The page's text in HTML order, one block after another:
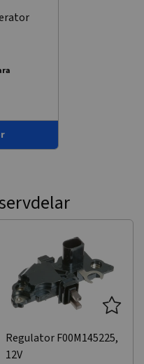
Regulator F00M145225,
12V